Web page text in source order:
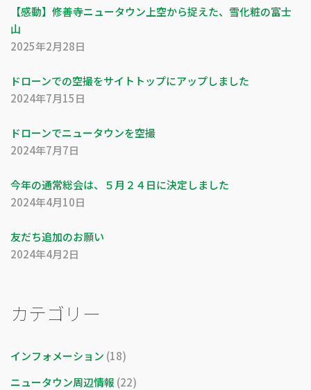
【感動】修善寺ニュータウン上空から捉えた、雪化粧の富士
山
2025年2月28日
ドローンでの空撮をサイトトップにアップしました
2024年7月15日
ドローンでニュータウンを空撮
2024年7月7日
今年の通常総会は、５月２４日に決定しました
2024年4月10日
友だち追加のお願い
2024年4月2日
カテゴリー
インフォメーション (18)
ニュータウン周辺情報 (22)